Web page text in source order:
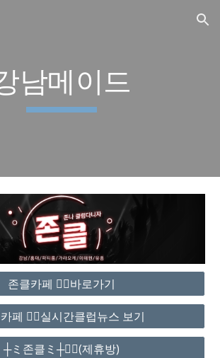
Skip to navigation
남메이드
존클카페 ❤️‍🔥바로가기
페 ❤️‍🔥실시간클럽뉴스 보기
┼ミ존클ミ┼❤️‍🔥(제휴방)